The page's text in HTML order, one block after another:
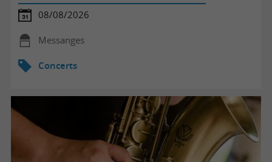
08/08/2026
Messanges
Concerts